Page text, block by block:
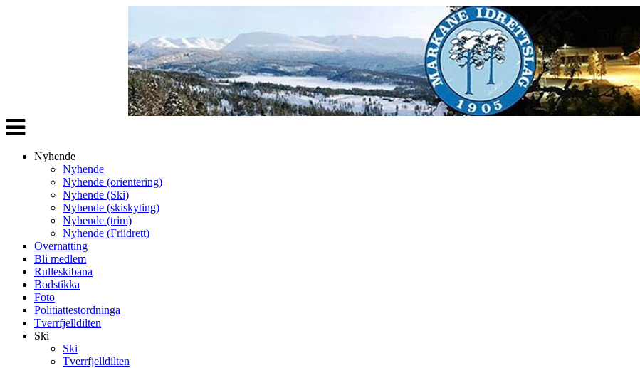
Veksle
navigasjon
Nyhende
Nyhende
Nyhende (orientering)
Nyhende (Ski)
Nyhende (skiskyting)
Nyhende (trim)
Nyhende (Friidrett)
Overnatting
Bli medlem
Rulleskibana
Bodstikka
Foto
Politiattestordninga
Tverrfjelldilten
Ski
Ski
Tverrfjelldilten